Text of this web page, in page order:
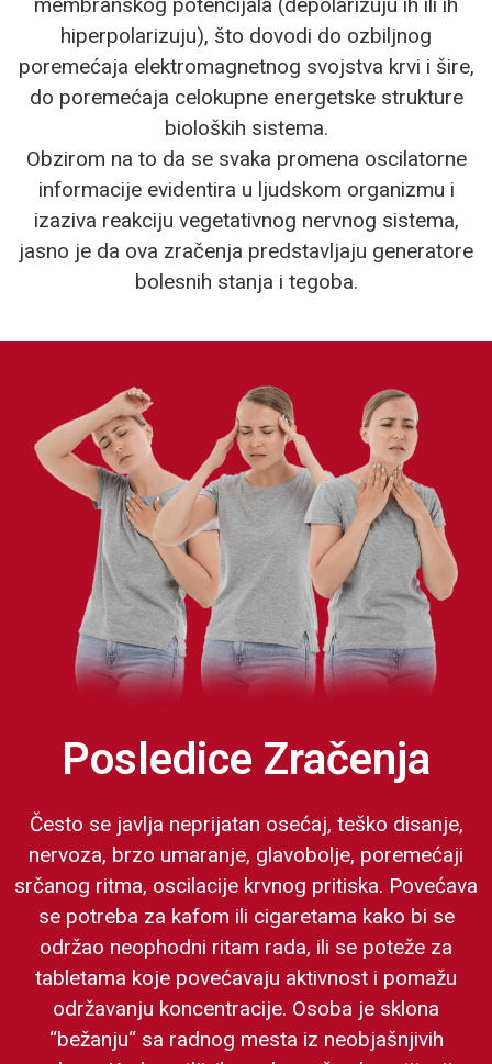
membranskog potencijala (depolarizuju ih ili ih
hiperpolarizuju), što dovodi do ozbiljnog
poremećaja elektromagnetnog svojstva krvi i šire,
do poremećaja celokupne energetske strukture
bioloških sistema.
Obzirom na to da se svaka promena oscilatorne
informacije evidentira u ljudskom organizmu i
izaziva reakciju vegetativnog nervnog sistema,
jasno je da ova zračenja predstavljaju generatore
bolesnih stanja i tegoba.
Posledice Zračenja
Često se javlja neprijatan osećaj, teško disanje,
nervoza, brzo umaranje, glavobolje, poremećaji
srčanog ritma, oscilacije krvnog pritiska. Povećava
se potreba za kafom ili cigaretama kako bi se
održao neophodni ritam rada, ili se poteže za
tabletama koje povećavaju aktivnost i pomažu
održavanju koncentracije. Osoba je sklona
“bežanju“ sa radnog mesta iz neobjašnjivih